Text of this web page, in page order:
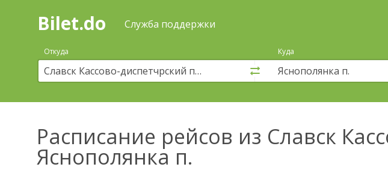
Поиск
покупка
билетов
автобус
онлайн
Bilet.do Служба поддержки
Откуда Куда
Расписание рейсов из Славск
Яснополянка п.